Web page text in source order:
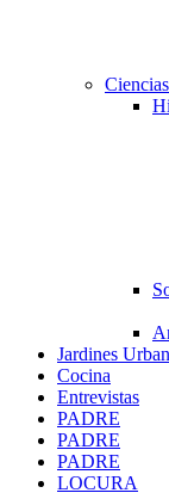
Jardines
Cocina
Entrevistas
PADRE
PADRE
PADRE
LOCURA